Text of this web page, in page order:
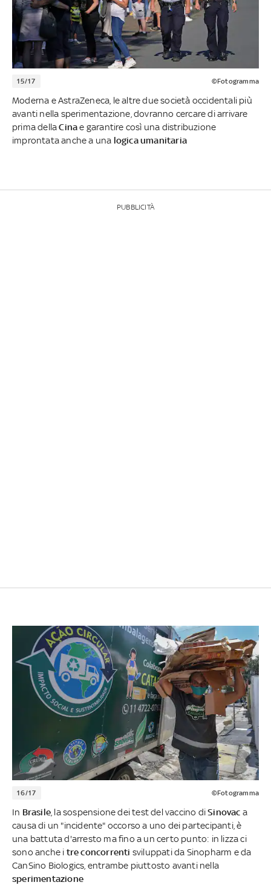
15/17 ©Fotogramma
Moderna e AstraZeneca, le altre due società occidentali più
avanti nella sperimentazione, dovranno cercare di arrivare
prima dellaCinae garantire così una distribuzione
improntata anche a una logicaumanitaria
PUBBLICITÀ
16/17 ©Fotogramma
In Brasile , la sospensione dei test del vaccino diSinovac a
causa di un "incidente" occorso a uno dei partecipanti, è
una battuta d'arresto ma fino a un certo punto: in lizza ci
sono anche i tre concorrenti sviluppati da Sinopharm e da
CanSino Biologics, entrambe piuttosto avanti nella
sperimentazione